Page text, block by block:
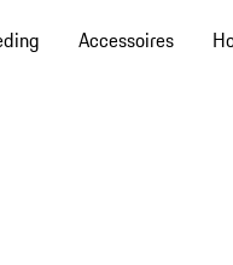
Accessoires